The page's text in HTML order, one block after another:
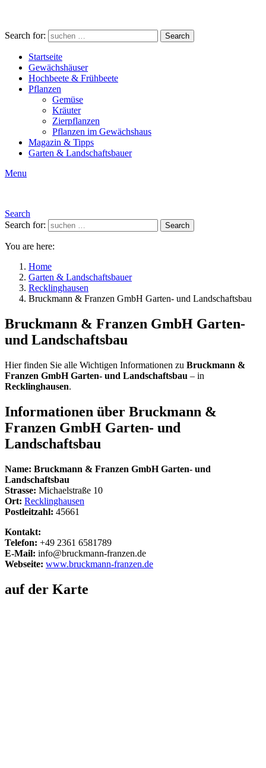
Search for: Search
Startseite
Gewächshäuser
Hochbeete & Frühbeete
Pflanzen
Gemüse
Kräuter
Zierpflanzen
Pflanzen im Gewächshaus
Magazin & Tipps
Garten & Landschaftsbauer
Menu
Search
Search for:
Search
You are here:
Home
Garten & Landschaftsbauer
Recklinghausen
Bruckmann & Franzen GmbH Garten- und Landschaftsbau
Bruckmann & Franzen GmbH Garten-
und Landschaftsbau
Hier finden Sie alle Wichtigen Informationen zu Bruckmann &
Franzen GmbH Garten- und Landschaftsbau – in
Recklinghausen.
Informationen über Bruckmann &
Franzen GmbH Garten- und
Landschaftsbau
Name: Bruckmann & Franzen GmbH Garten- und
Landschaftsbau
Strasse: Michaelstraße 10
Ort: Recklinghausen
Postleitzahl: 45661
Kontakt:
Telefon: +49 2361 6581789
E-Mail: info@bruckmann-franzen.de
Webseite: www.bruckmann-franzen.de
auf der Karte